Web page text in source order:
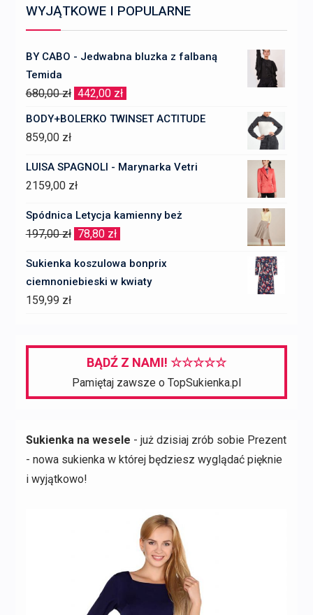
WYJĄTKOWE I POPULARNE
BY CABO - Jedwabna bluzka z falbaną
Temida
680,00zł Pierwotna
cena
442,00 zł
cena
BODY+BOLERKO TWINSET ACTITUDE
859,00 zł
LUISA SPAGNOLI - Marynarka Vetri
2159,00 zł
Spódnica Letycja kamienny beż
197,00zł Pierwotna
78,80 zł
wynosi:
78,80 zł.
Sukienka koszulowa bonprix
ciemnoniebieski w kwiaty
159,99 zł
BĄDŹ Z NAMI! ☆☆☆☆☆
Pamiętaj zawsze o TopSukienka.pl
Sukienka na wesele - już dzisiaj zrób sobie Prezent
- nowa sukienka w której będziesz wyglądać pięknie
i wyjątkowo!